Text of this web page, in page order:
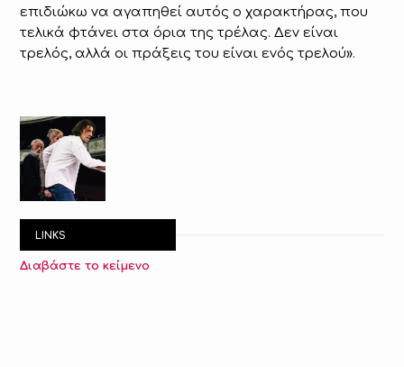
επιδιώκω να αγαπηθεί αυτός ο χαρακτήρας, που
τελικά φτάνει στα όρια της τρέλας. Δεν είναι
τρελός, αλλά οι πράξεις του είναι ενός τρελού».
LINKS
Διαβάστε το κείμενο